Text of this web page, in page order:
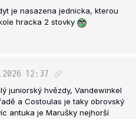
je nasazena jednicka, kterou
hracka 2 stovky
12:37
juniorský hvězdy, Vandewinkel
a Costoulas je taky obrovský
antuka je Marušky nejhorší